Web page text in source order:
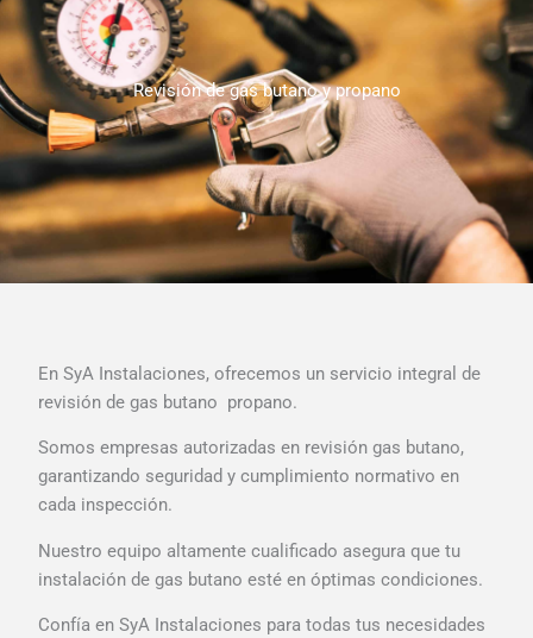
Revisión de gas butano y propano
En SyA Instalaciones, ofrecemos un servicio integral de
revisión de gas butano propano.
Somos empresas autorizadas en revisión gas butano,
garantizando seguridad y cumplimiento normativo en
cada inspección.
Nuestro equipo altamente cualificado asegura que tu
instalación de gas butano esté en óptimas condiciones.
Confía en SyA Instalaciones para todas tus necesidades